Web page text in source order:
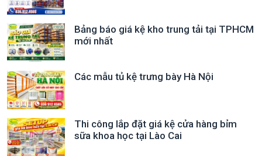
Bảng báo giá kệ kho trung tải tại TPHCM
mới nhất
Các mẫu tủ kệ trưng bày Hà Nội
Thi công lắp đặt giá kệ cửa hàng bỉm
sữa khoa học tại Lào Cai